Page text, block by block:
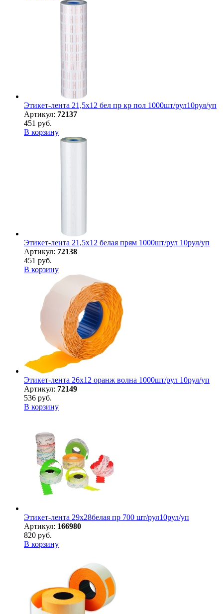
Этикет-лента 21,5х12 бел пр кр пол 1000шт/рул10рул/уп
Артикул: 72137
451 руб.
В корзину
Этикет-лента 21,5х12 белая прям 1000шт/рул 10рул/уп
Артикул: 72138
451 руб.
В корзину
Этикет-лента 26х12 оранж волна 1000шт/рул 10рул/уп
Артикул: 72149
536 руб.
В корзину
Этикет-лента 29х28белая пр 700 шт/рул10рул/уп
Артикул: 166980
820 руб.
В корзину